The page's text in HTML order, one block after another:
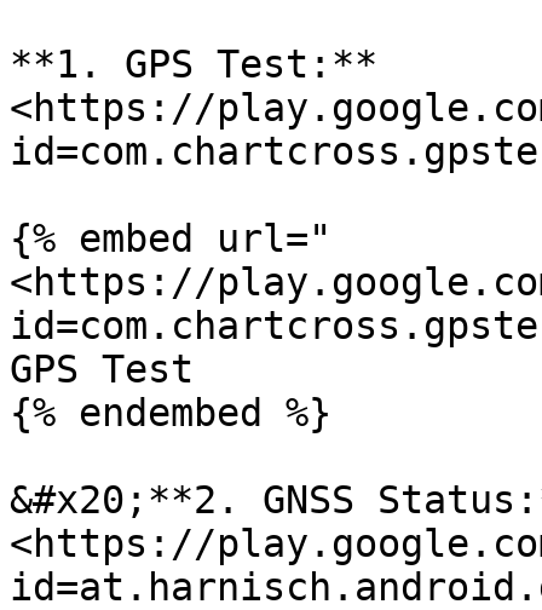
**1. GPS Test:**
<https://
{% embed url="
<https://
GPS Test
{% endembed %}
&#x20;**2. GNSS
<https://